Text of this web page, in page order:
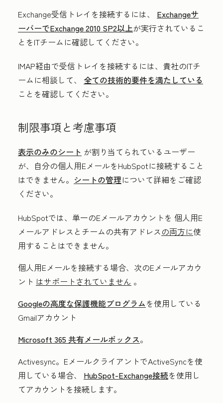
Exchange受信トレイを接続するには、 Exchangeサ
ーバーでExchange 2010 SP2以上が実行されているこ
とをITチームに確認してください。
IMAP経由で受信トレイを接続するには、貴社のITチ
ームに相談して、 全ての技術的要件を満たしている
ことを確認してください。
制限事項と考慮事項
表示のみのシート が割り当てられているユーザー
が、自分の個人用EメールをHubSpotに接続すること
はできません。 シートの管理について詳細をご確認
ください。
HubSpotでは、単一のEメールアカウントを 個人用E
メールアドレスとチームの共有アドレスの両方に使
用することはできません。
個人用Eメールを接続する場合、次のEメールアカウ
ント はサポートされていません 。
Googleの高度な保護機能プログラムを使用している
Gmailアカウント
Microsoft 365 共有メールボックス。
Activesync。EメールクライアントでActiveSyncを使
用している場合、 HubSpot-Exchange接続を使用し
てアカウントを接続します。